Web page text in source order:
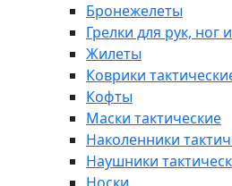
Бронежелеты
Грелки для рук, ног
Жилеты
Коврики
Кофты
Маски тактические
Наколенники
Наушники